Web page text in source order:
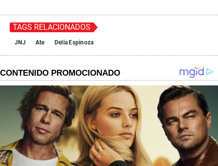
TAGS RELACIONADOS
JNJ Ate Delia Espinoza